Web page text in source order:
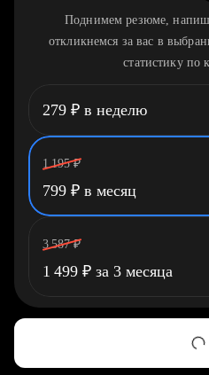
Поднимем резюме,
откликнемся за вас в
статистику по
279 ₽ в неделю
1 195 ₽
799 ₽ в месяц
3 587 ₽
1 499 ₽ за 3 месяца